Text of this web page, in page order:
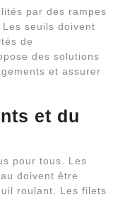
par des rampes
seuils doivent
de
des solutions
et assurer
et du
pour tous. Les
doivent être
roulant. Les filets